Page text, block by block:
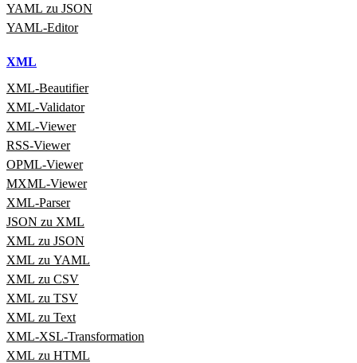
YAML zu JSON
YAML‑Editor
XML
XML‑Beautifier
XML‑Validator
XML‑Viewer
RSS‑Viewer
OPML‑Viewer
MXML‑Viewer
XML‑Parser
JSON zu XML
XML zu JSON
XML zu YAML
XML zu CSV
XML zu TSV
XML zu Text
XML‑XSL‑Transformation
XML zu HTML